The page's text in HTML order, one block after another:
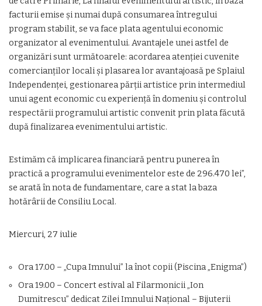
facturii emise şi numai după consumarea întregului
program stabilit, se va face plata agentului economic
organizator al evenimentului. Avantajele unei astfel de
organizări sunt următoarele: acordarea atenţiei cuvenite
comercianţilor locali şi plasarea lor avantajoasă pe Splaiul
Independenţei, gestionarea părţii artistice prin intermediul
unui agent economic cu experienţă în domeniu şi controlul
respectării programului artistic convenit prin plata făcută
după finalizarea evenimentului artistic.
Estimăm că implicarea financiară pentru punerea în
practică a programului evenimentelor este de 296.470 lei”,
se arată în nota de fundamentare, care a stat la baza
hotărârii de Consiliu Local.
Miercuri, 27 iulie
Ora 17.00 – „Cupa Imnului” la înot copii (Piscina „Enigma”)
Ora 19.00 – Concert estival al Filarmonicii „Ion
Dumitrescu” dedicat Zilei Imnului Naţional – Bijuterii